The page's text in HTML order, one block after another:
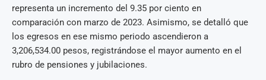
representa un incremento del 9.35 por ciento en
comparación con marzo de 2023. Asimismo, se detalló que
los egresos en ese mismo periodo ascendieron a
3,206,534.00 pesos, registrándose el mayor aumento en el
rubro de pensiones y jubilaciones.